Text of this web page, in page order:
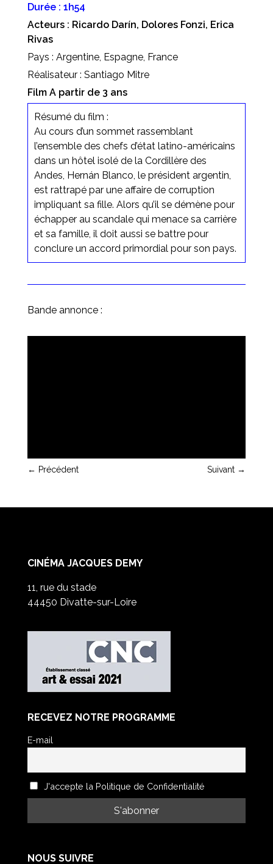
Durée : 1h54
Acteurs : Ricardo Darín, Dolores Fonzi, Erica
Rivas
Pays : Argentine, Espagne, France
Réalisateur : Santiago Mitre
Film A partir de 3 ans
Résumé du film :
Au cours d’un sommet rassemblant
l’ensemble des chefs d’état latino-américains
dans un hôtel isolé de la Cordillère des
Andes, Hernán Blanco, le président argentin,
est rattrapé par une affaire de corruption
impliquant sa fille. Alors qu’il se démène pour
échapper au scandale qui menace sa carrière
et sa famille, il doit aussi se battre pour
conclure un accord primordial pour son pays.
Bande annonce :
← Précédent Suivant →
CINÉMA JACQUES DEMY
11, rue du stade
44450 Divatte-sur-Loire
RECEVEZ NOTRE PROGRAMME
E-mail
J'accepte la Politique de Confidentialité
NOUS SUIVRE